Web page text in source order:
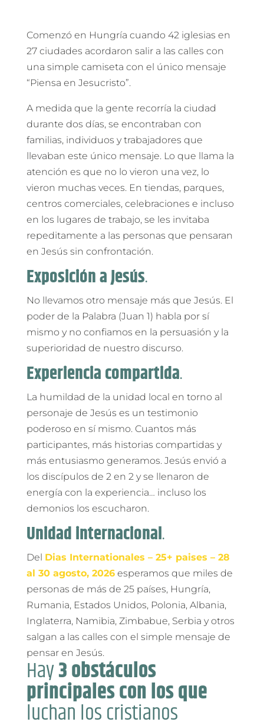
Comenzó en Hungría cuando 42 iglesias en
27 ciudades acordaron salir a las calles con
una simple camiseta con el único mensaje
“Piensa en Jesucristo”.
A medida que la gente recorría la ciudad
durante dos días, se encontraban con
familias, individuos y trabajadores que
llevaban este único mensaje. Lo que llama la
atención es que no lo vieron una vez, lo
vieron muchas veces. En tiendas, parques,
centros comerciales, celebraciones e incluso
en los lugares de trabajo, se les invitaba
repeditamente a las personas que pensaran
en Jesús sin confrontación.
Exposición a Jesús.
No llevamos otro mensaje más que Jesús. El
poder de la Palabra (Juan 1) habla por sí
mismo y no confiamos en la persuasión y la
superioridad de nuestro discurso.
Experiencia compartida.
La humildad de la unidad local en torno al
personaje de Jesús es un testimonio
poderoso en sí mismo. Cuantos más
participantes, más historias compartidas y
más entusiasmo generamos. Jesús envió a
los discípulos de 2 en 2 y se llenaron de
energía con la experiencia… incluso los
demonios los escucharon.
Unidad internacional.
Del Dias Internationales – 25+ paises – 28
al 30 agosto, 2026esperamos que miles de
personas de más de 25 países, Hungría,
Rumania, Estados Unidos, Polonia, Albania,
Inglaterra, Namibia, Zimbabue, Serbia y otros
salgan a las calles con el simple mensaje de
pensar en Jesús.
Hay3 obstáculos
principales con los que
luchan los cristianos